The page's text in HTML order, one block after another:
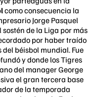
como consecuencia la
Jorge Pasquel
de la Liga por más
por haber traído
béisbol mundial. Fue
y donde los Tigres
del manager George
el gran tercera base
de la temporada